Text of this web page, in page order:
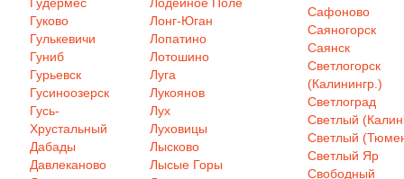
Гуково
Гулькевичи
Гуниб
Гурьевск
Гусиноозерск
Гусь-
Хрустальный
Дабады
Давлеканово
Лонг-Юган
Лопатино
Лотошино
Луга
Лукоянов
Лух
Луховицы
Лысково
Лысые Горы
Сафоново
Саяногорск
Саянск
Светлогорск
(Калинингр.)
Светлоград
Светлый
Светлый
Светлый Яр
Свободный